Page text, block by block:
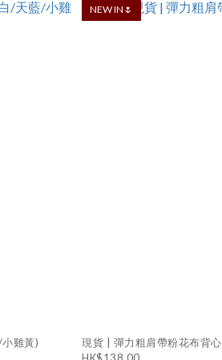
雞黃)
NEW IN🌷
現貨 | 彈力粗肩帶粉花布背心